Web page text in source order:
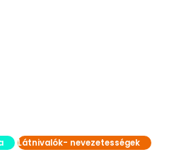
Látnivalók- nevezetességek